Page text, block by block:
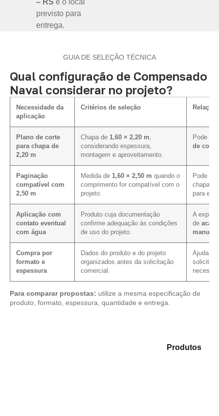
previsto para
entrega.
GUIA DE SELEÇÃO TÉCNICA
Qual configuração de Compensado
Naval considerar no projeto?
Necessidade da
aplicação
Critérios de seleção
Plano de corte
para chapa de
2,20 m
Chapa de 1,60 × 2,20 m
considerando espessura,
montagem e aproveitamento.
Pode
de corte
Paginação
compatível com
2,50 m
Medida de 1,60 × 2,50 m quando o
comprimento for compatível com o
projeto.
Pode
chapa
para
Aplicação com
contato eventual
com água
Produto cuja documentação
confirme adequação às condições
de uso do projeto.
A
de
Compra por
formato e
espessura
Dados do produto e do projeto
organizados antes da solicitação
comercial.
Ajuda a
Para comparar propostas: utilize a mesma especificação de
produto, formato, espessura, quantidade e entrega.
Produtos